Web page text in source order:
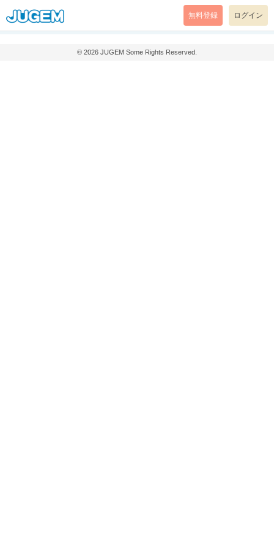
無料登録 ログイン
© 2026 JUGEM Some Rights Reserved.